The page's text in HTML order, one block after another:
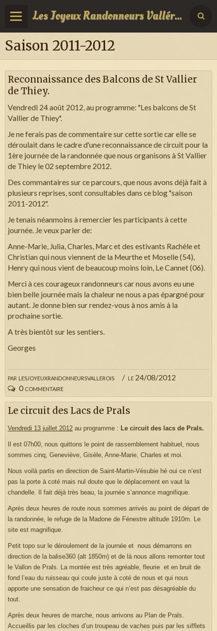
Les Joyeux Randonneurs Vallérois
Saison 2011-2012
Reconnaissance des Balcons de St Vallier
de Thiey.
par lesjoyeuxrandonneursvallerois
le 24/08/2012
0 commentaire
Vendredi 24 août 2012, au programme: "Les balcons de St
Vallier de Thiey".
Je ne ferais pas de commentaire sur cette sortie car elle se
déroulait dans le cadre d'une reconnaissance de circuit pour la
1ère journée de la randonnée que nous organisons à St Vallier
de Thiey le 02 septembre 2012.
Des commantaires sur ce parcours, que nous avons déjà fait à
plusieurs reprises, sont consultables dans ce blog "saison
2011-2012".
Je tenais néanmoins à remercier les participants à cette
journée. Je veux parler de:
Anne-Marie, Julia, Charles, Marc et des estivants Rachèle et
Christian qui nous viennent de la Meurthe et Moselle (54),
Henry qui nous vient de beaucoup moins loin, Le Cannet (06).
Merci à ces courageux randonneurs car nous avons eu une
bien belle journée mais la chaleur ne nous a pas épargné pour
autant. Je donne bien sur rendez-vous à nos amis à la
prochaine sortie.
A très bientôt sur les sentiers.
Georges
Le circuit des Lacs de Prals
Vendredi 13 juillet 2012 au programme : Le circuit des lacs de Prals.
Il est 07h00, nous quittons le point de rassemblement habituel, nous
sommes cinq, Geneviève, Gisèle, Anne-Marie, Charles et moi.
Nous voilà partis en direction de Saint-Martin-Vésubie hé oui ce n’est
pas la porte à coté mais nul doute que le déplacement en vaut la
chandelle. Il fait déjà très beau, la journée s’annonce magnifique.
Après deux heures de route nous sommes arrivés au point de départ de
la randonnée, le refuge de la Madone de Fénestre altitude 1910m. Le
site est magnifique.
Petit topo sur le déroulement de la journée et nous démarrons en
direction de la balise360 (alt 1850m) et de là nous allons remonter tout
le Vallon de Prals. La montée est très agréable, fleurie et en bruit de
fond l’eau du ruisseau qui coule juste à coté de nous et qui nous
apporte une sensation de fraicheur ce qui n’est pas désagréable du
tout.
Après deux heures de marche, nous arrivons au Plan de Prals.
Accueillis par les cloches d’un troupeau de vaches puis par les sifflets